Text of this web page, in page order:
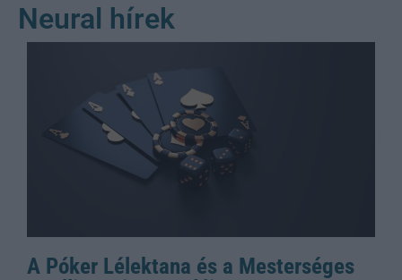
Neural hírek
A Póker Lélektana és a Mesterséges